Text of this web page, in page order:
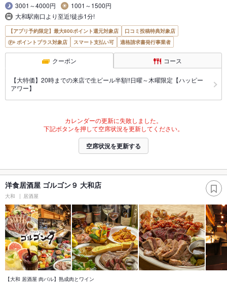
3001～4000円
1001～1500円
大和駅南口より至近!徒歩1分!
【アプリ予約限定】最大800ポイント還元対象店
口コミ投稿特典対象店
ポイントプラス対象店
スマート支払い可 適格請求書発行事業者
クーポン コース
【大特価】20時までの来店で生ビール半額!!日曜～木曜限定【ハッピー
アワー】
カレンダーの更新に失敗しました。
下記ボタンを押して空席状況を更新してください。
空席状況を更新する
洋食居酒屋 ゴルゴン９ 大和店
大和 居酒屋
【大和 居酒屋 肉バル】熟成肉とワイン